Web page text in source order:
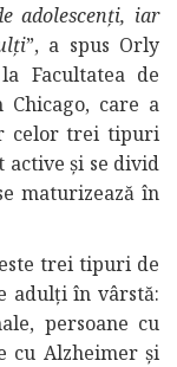
adolescenți, iar
”, a spus Orly
Facultatea de
care a
celor trei tipuri
active și se divid
maturizează în
trei tipuri de
adulți în vârstă:
persoane cu
cu Alzheimer și